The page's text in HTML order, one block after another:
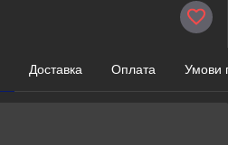
Доставка Оплата Умови